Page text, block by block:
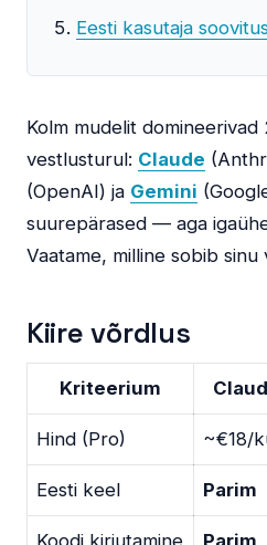
Eesti kasutaja
Kolm mudelit domineerivad
vestlusturul: Claude
(OpenAI) ja Gemini
suurepärased — aga
Vaatame, milline sobib sinu
Kiire võrdlus
Kriteerium
Hind (Pro) ~€18/
Eesti keel Parim